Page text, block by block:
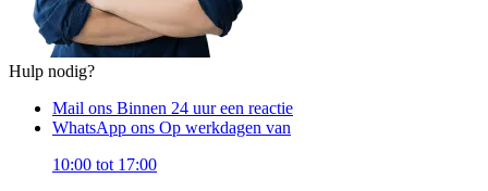
Hulp nodig?
Mail ons Binnen 24 uur een reactie
WhatsApp ons Op werkdagen van
10:00 tot 17:00